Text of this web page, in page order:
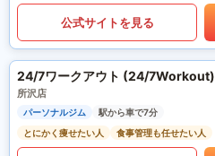
公式サイトを見る
24/7ワークアウト (24/7Workout)
所沢店
パーソナルジム
駅から車で7分
とにかく痩せたい人
食事管理も任せたい人